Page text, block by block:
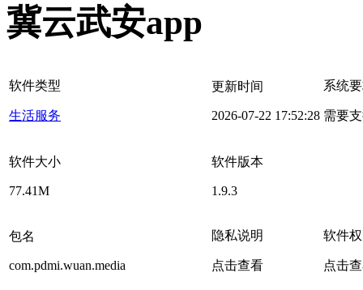
冀云武安app
软件类型
生活服务
更新时间
2026-07-22 17:52:28
系统
需要
软件大小
77.41M
软件版本
1.9.3
包名
com.pdmi.wuan.media
隐私说明
点击查看
软件
点击